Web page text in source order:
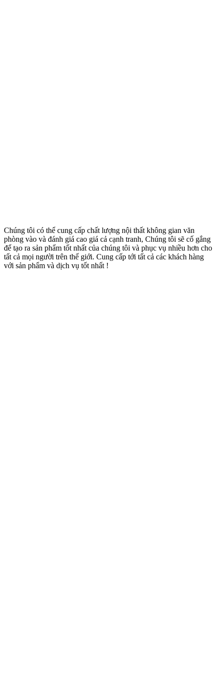
Chúng tôi có thể cung cấp chất lượng nội thất không gian văn
phòng vào và đánh giá cao giá cả cạnh tranh, Chúng tôi sẽ cố gắng
để tạo ra sản phẩm tốt nhất của chúng tôi và phục vụ nhiều hơn cho
tất cả mọi người trên thế giới. Cung cấp tới tất cả các khách hàng
với sản phẩm và dịch vụ tốt nhất !